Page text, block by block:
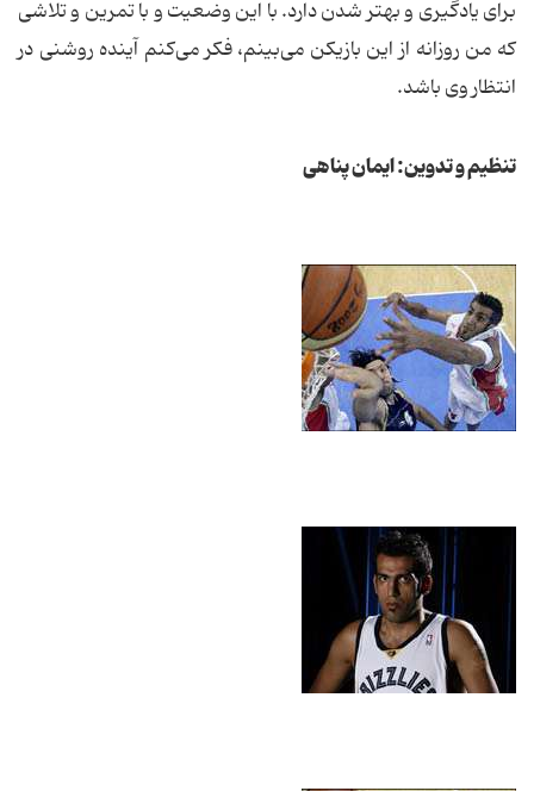
برای یادگیری و بهتر شدن دارد. با این وضعیت و با تمرین و تلاشی
که من روزانه از این بازیکن می‌بینم، فکر می‌کنم آینده روشنی در
انتظار وی باشد.
تنظیم و تدوین: ایمان پناهی